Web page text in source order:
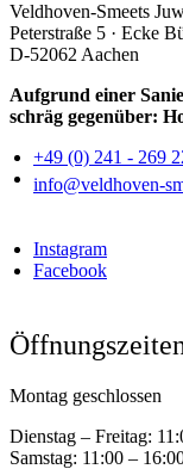
Veldhoven-Smeets
Peterstraße 5 · Ecke
D-52062 Aachen
Aufgrund einer
schräg gegenüber:
+49 (0) 241 - 269
info@veldhoven-
Instagram
Facebook
Montag geschlossen
Dienstag – Freitag:
Samstag: 11:00 –